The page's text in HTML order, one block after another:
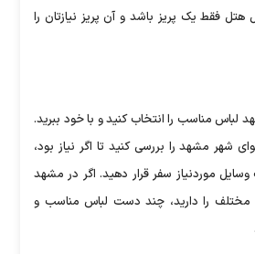
فقط یک پریز باشد و آن پریز نیازتان را
لباس مناسب را انتخاب کنید و با خود ببرید.
شهر مشهد را بررسی کنید تا اگر نیاز بود،
موردنیاز سفر قرار دهید. اگر در مشهد
مختلف را دارید، چند دست لباس مناسب و